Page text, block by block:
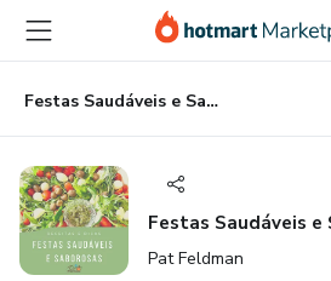
para
conteúdo
principal
para
pagamento
para
rodapé
Festas Saudáveis e Saborosas
Festas Saudáveis e
Pat Feldman